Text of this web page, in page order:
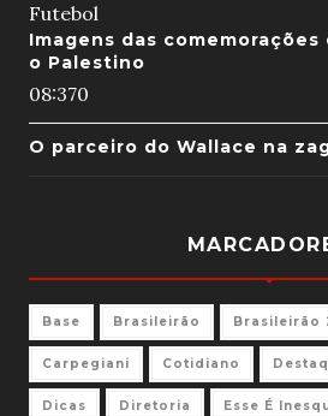
Futebol
Imagens das
o Palestino
08:370
O parceiro do Wallace na
Base Brasileirão Brasileirão
Carpegiani Cotidiano
Dicas Diretoria Esse É